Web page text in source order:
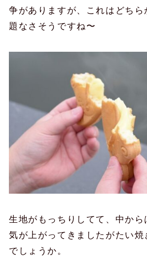
争がありますが、これはどちら
題なさそうですね〜
生地がもっちりしてて、中から
気が上がってきましたがたい焼
でしょうか。